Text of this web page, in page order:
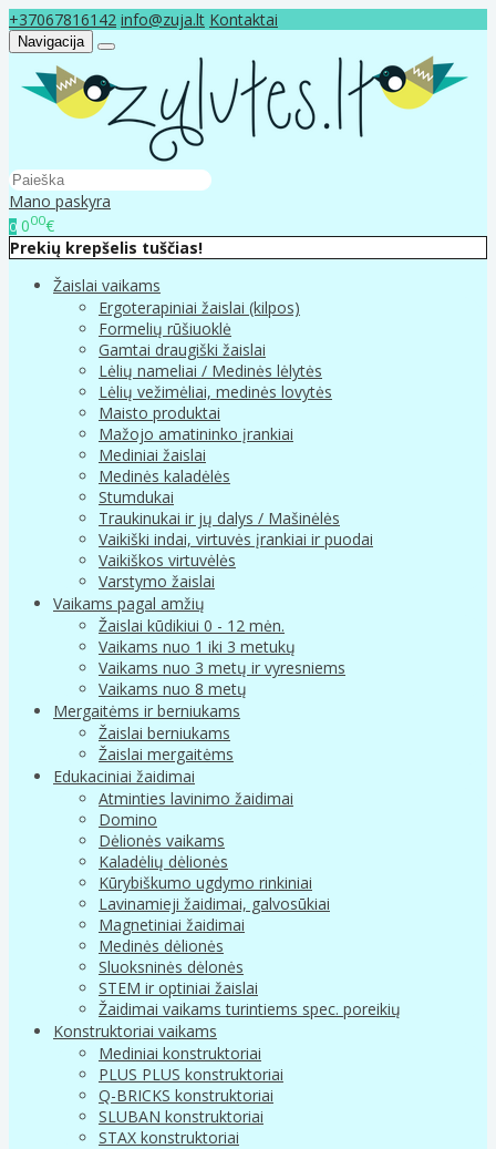
+37067816142 info@zuja.lt Kontaktai
Navigacija
Mano paskyra
0 000€
Prekių krepšelis tuščias!
Žaislai vaikams
Ergoterapiniai žaislai (kilpos)
Formelių rūšiuoklė
Gamtai draugiški žaislai
Lėlių nameliai / Medinės lėlytės
Lėlių vežimėliai, medinės lovytės
Maisto produktai
Mažojo amatininko įrankiai
Mediniai žaislai
Medinės kaladėlės
Stumdukai
Traukinukai ir jų dalys / Mašinėlės
Vaikiški indai, virtuvės įrankiai ir puodai
Vaikiškos virtuvėlės
Varstymo žaislai
Vaikams pagal amžių
Žaislai kūdikiui 0 - 12 mėn.
Vaikams nuo 1 iki 3 metukų
Vaikams nuo 3 metų ir vyresniems
Vaikams nuo 8 metų
Mergaitėms ir berniukams
Žaislai berniukams
Žaislai mergaitėms
Edukaciniai žaidimai
Atminties lavinimo žaidimai
Domino
Dėlionės vaikams
Kaladėlių dėlionės
Kūrybiškumo ugdymo rinkiniai
Lavinamieji žaidimai, galvosūkiai
Magnetiniai žaidimai
Medinės dėlionės
Sluoksninės dėlonės
STEM ir optiniai žaislai
Žaidimai vaikams turintiems spec. poreikių
Konstruktoriai vaikams
Mediniai konstruktoriai
PLUS PLUS konstruktoriai
Q-BRICKS konstruktoriai
SLUBAN konstruktoriai
STAX konstruktoriai